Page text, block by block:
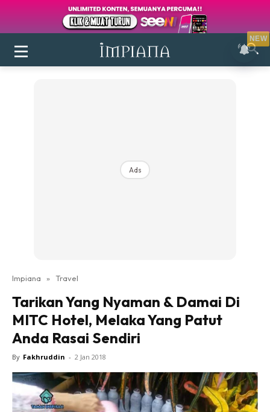
Login|Register
Ruang Makan
Ruang Tamu
Direktori
Interior Design
Landskap
DIY
Bilik Air
Ads
Impiana » Travel
Tarikan Yang Nyaman & Damai Di
MITC Hotel, Melaka Yang Patut
Anda Rasai Sendiri
By Fakhruddin - 2 Jan 2018
NEW